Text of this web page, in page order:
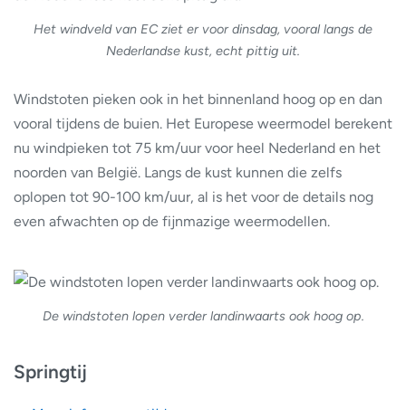
Het windveld van EC ziet er voor dinsdag, vooral langs de
Nederlandse kust, echt pittig uit.
Windstoten pieken ook in het binnenland hoog op en dan
vooral tijdens de buien. Het Europese weermodel berekent
nu windpieken tot 75 km/uur voor heel Nederland en het
noorden van België. Langs de kust kunnen die zelfs
oplopen tot 90-100 km/uur, al is het voor de details nog
even afwachten op de fijnmazige weermodellen.
De windstoten lopen verder landinwaarts ook hoog op.
Springtij